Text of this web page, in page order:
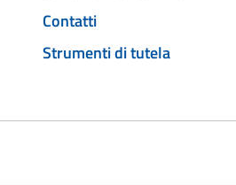
Contatti
Strumenti di tutela